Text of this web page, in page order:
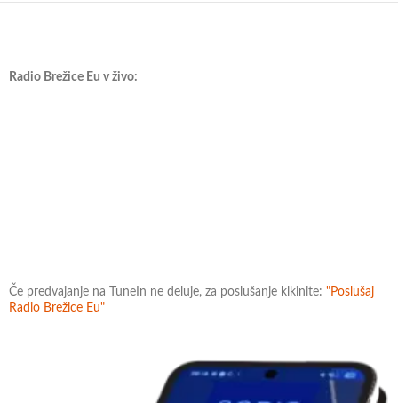
Radio Brežice Eu v živo:
Če predvajanje na TuneIn ne deluje, za poslušanje klkinite: "Poslušaj
Radio Brežice Eu"